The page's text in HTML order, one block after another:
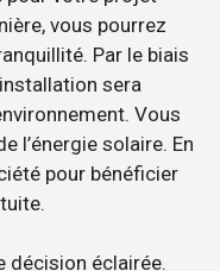
vous pourrez
Par le biais
sera
Vous
l’énergie solaire. En
pour bénéficier
décision éclairée.